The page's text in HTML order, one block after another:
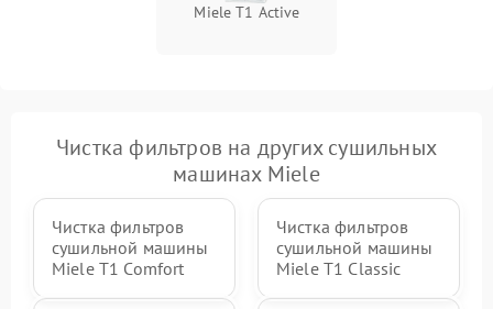
Miele T1 Active
Чистка фильтров на других сушильных
машинах Miele
Чистка фильтров
сушильной машины
Miele T1 Comfort
Чистка фильтров
сушильной машины
Miele T1 Classic